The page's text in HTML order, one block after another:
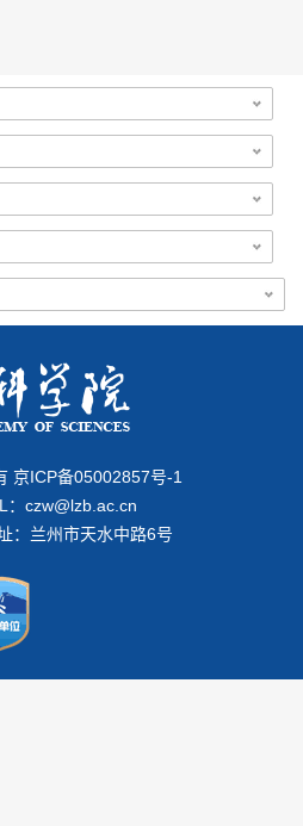
京ICP备05002857号-1
czw@lzb.ac.cn
：兰州市天水中路6号